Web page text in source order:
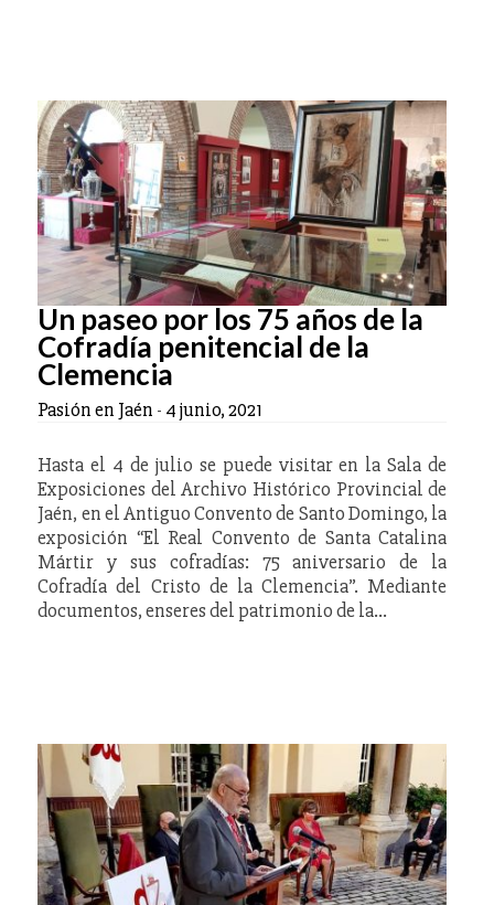
Un paseo por los 75 años de la
Cofradía penitencial de la
Clemencia
Pasión en Jaén - 4 junio, 2021
Hasta el 4 de julio se puede visitar en la Sala de
Exposiciones del Archivo Histórico Provincial de
Jaén, en el Antiguo Convento de Santo Domingo, la
exposición “El Real Convento de Santa Catalina
Mártir y sus cofradías: 75 aniversario de la
Cofradía del Cristo de la Clemencia”. Mediante
documentos, enseres del patrimonio de la…